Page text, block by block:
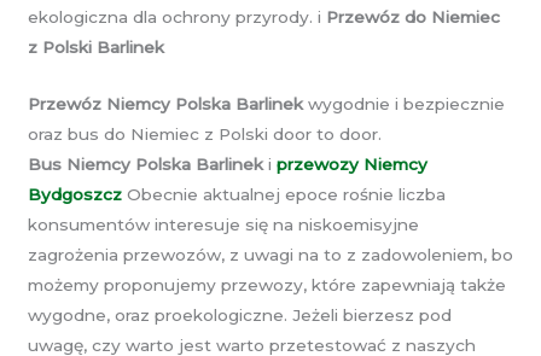
ekologiczna dla ochrony przyrody. i Przewóz do Niemiec
z Polski Barlinek
Przewóz Niemcy Polska Barlinek wygodnie i bezpiecznie
oraz bus do Niemiec z Polski door to door.
Bus Niemcy Polska Barlinek i przewozy Niemcy
Bydgoszcz Obecnie aktualnej epoce rośnie liczba
konsumentów interesuje się na niskoemisyjne
zagrożenia przewozów, z uwagi na to z zadowoleniem, bo
możemy proponujemy przewozy, które zapewniają także
wygodne, oraz proekologiczne. Jeżeli bierzesz pod
uwagę, czy warto jest warto przetestować z naszych